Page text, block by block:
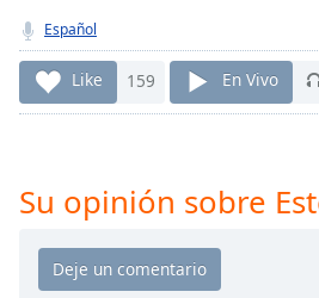
live,
currently
behind
LIVE
Remaining
Rate
Español
Like 159 En Vivo
Su opinión sobre